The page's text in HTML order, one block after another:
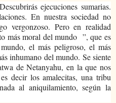
ejecuciones sumarias.
En nuestra sociedad no
vergonzoso. Pero en realidad
más moral del mundo ”, que es
el más peligroso, el más
inhumano del mundo. Se siente
de Netanyahu, en la que nos
decir los amalecitas, una tribu
al aniquilamiento, según la